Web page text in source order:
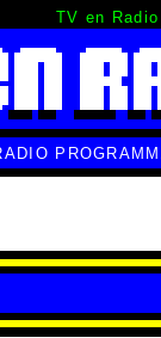
TV en Radio